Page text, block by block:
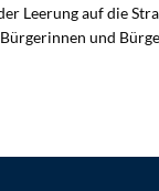
Leerung auf die
und